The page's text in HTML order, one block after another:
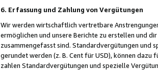
6. Erfassung und Zahlung von Vergütungen
Wir werden wirtschaftlich vertretbare
ermöglichen und unsere Berichte zu erstellen und
zusammengefasst sind. Standardvergütungen und
gerundet werden (z. B. Cent für USD), können
zahlen Standardvergütungen und spezielle